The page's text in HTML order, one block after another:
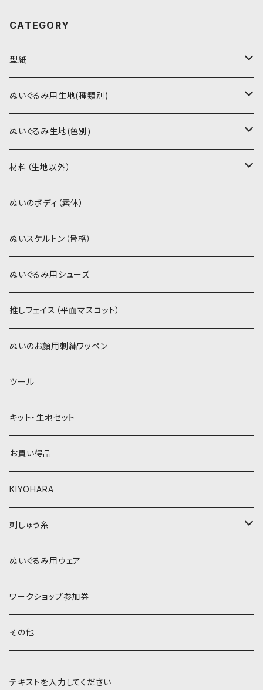
CATEGORY
型紙
書籍（紙の本）
PDFデータ（ダウンロード）
ぬいぐるみ用生地(種類別)
ソフトボア（短毛）
ソフトボア（5mm）
ぬいトリコット
スキンカラー生地
カーリーベルボア
パウダーボア（4mm）
ウィッグボア（8cm）
ぬいぐるみ生地(色別)
ソフトボア
スキンカラー系
白系
黄色・クリーム系
ベージュ・ブラウン系
ぬいトリコット
スキンカラー系
白系
黄色・クリーム系
ベージュ・ブラウン系
材料（生地以外）
アイロン接着シート
ステッチカラー
ミニワッペン
リボン
ぬいのボディ（素体）
ぬいスケルトン（骨格）
ぬいぐるみ用シューズ
推しフェイス（平面マスコット）
ぬいのお顔用刺繍ワッペン
ツール
キット・生地セット
お買い得品
KIYOHARA
刺しゅう糸
COSMO 25番刺しゅう糸
ぬいぐるみ用ウェア
ワークショップ参加券
その他
テキストを入力してください